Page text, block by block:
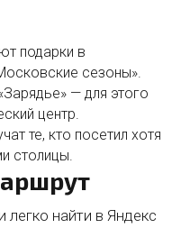
подарки в
сезоны».
— для этого
центр.
те, кто посетил хотя
столицы.
найти в Яндекс